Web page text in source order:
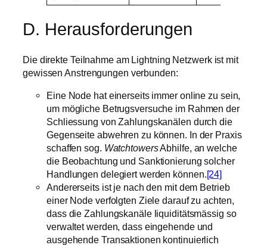
D. Herausforderungen
Die direkte Teilnahme am Lightning Netzwerk ist mit
gewissen Anstrengungen verbunden:
Eine Node hat einerseits immer online zu sein,
um mögliche Betrugsversuche im Rahmen der
Schliessung von Zahlungskanälen durch die
Gegenseite abwehren zu können. In der Praxis
schaffen sog. WatchtowersAbhilfe, an welche
die Beobachtung und Sanktionierung solcher
Handlungen delegiert werden können.[24]
Andererseits ist je nach den mit dem Betrieb
einer Node verfolgten Ziele darauf zu achten,
dass die Zahlungskanäle liquiditätsmässig so
verwaltet werden, dass eingehende und
ausgehende Transaktionen kontinuierlich